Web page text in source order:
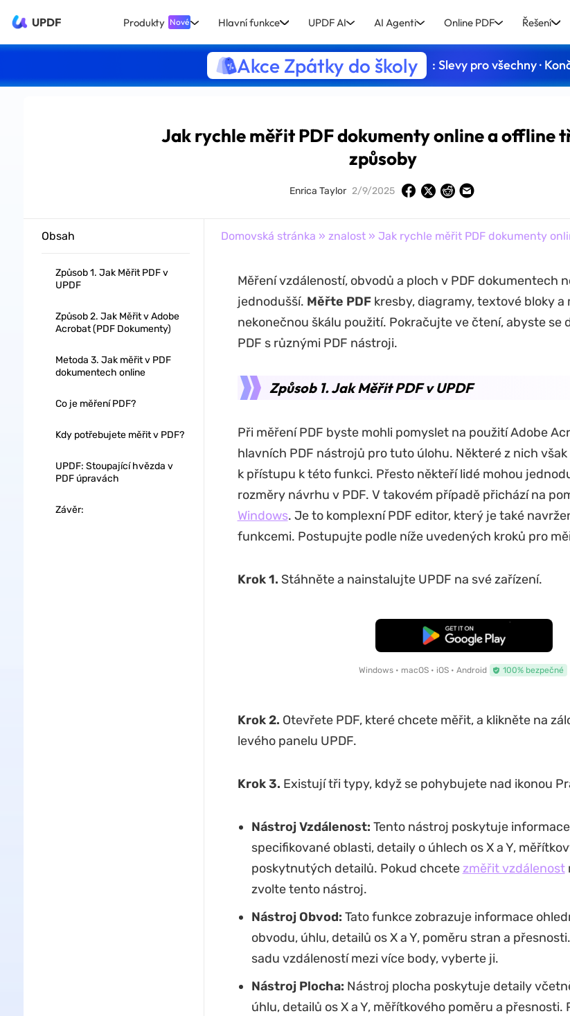
UPDF Produkty Nové Hlavní funkce UPDF AI AI Agenti Online PDF Řešení
Akce Zpátky do školy : Slevy pro všechny ·
Jak rychle měřit PDF dokumenty online a offline
způsoby
Enrica Taylor 2/9/2025
Obsah
Způsob 1. Jak Měřit PDF v
UPDF
Způsob 2. Jak Měřit v Adobe
Acrobat (PDF Dokumenty)
Metoda 3. Jak měřit v PDF
dokumentech online
Co je měření PDF?
Kdy potřebujete měřit v PDF?
UPDF: Stoupající hvězda v
PDF úpravách
Závěr:
Domovská stránka » znalost» Jak rychle měřit PDF dokumenty
Měření vzdáleností, obvodů a ploch v PDF dokumentech
jednodušší. Měřte PDFkresby, diagramy, textové bloky a
nekonečnou škálu použití. Pokračujte ve čtení, abyste se
PDF s různými PDF nástroji.
Způsob 1. Jak Měřit PDF v UPDF
Při měření PDF byste mohli pomyslet na použití Adobe
hlavních PDF nástrojů pro tuto úlohu. Některé z nich
k přístupu k této funkci. Přesto někteří lidé mohou
rozměry návrhu v PDF. V takovém případě přichází na
Windows. Je to komplexní PDF editor, který je také
funkcemi. Postupujte podle níže uvedených kroků pro
Krok 1. Stáhněte a nainstalujte UPDF na své zařízení.
Bezplatné stažení
Windows • macOS • iOS • Android 100% bezpečné
Krok 2. Otevřete PDF, které chcete měřit, a klikněte na
levého panelu UPDF.
Krok 3. Existují tři typy, když se pohybujete nad ikonou
Nástroj Vzdálenost: Tento nástroj poskytuje
specifikované oblasti, detaily o úhlech os X a Y,
poskytnutých detailů. Pokud chcetezměřit vzdálenost
zvolte tento nástroj.
Nástroj Obvod: Tato funkce zobrazuje informace
obvodu, úhlu, detailů os X a Y, poměru stran a
sadu vzdáleností mezi více body, vyberte ji.
Nástroj Plocha: Nástroj plocha poskytuje detaily
úhlu, detailů os X a Y, měřítkového poměru a